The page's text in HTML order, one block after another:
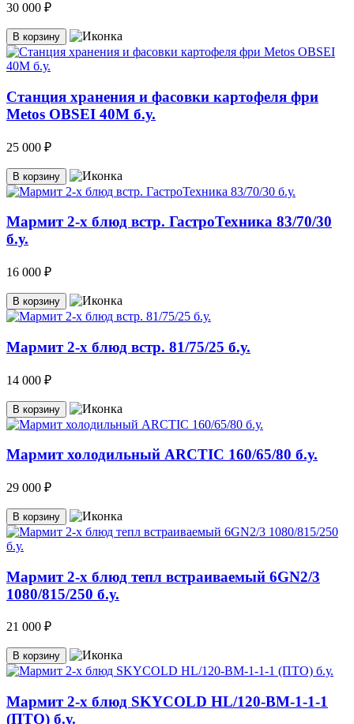
30 000 ₽
В корзину
Станция хранения и фасовки картофеля фри
Metos OBSEI 40M б.у.
25 000 ₽
В корзину
Мармит 2-х блюд встр. ГастроТехника 83/70/30
б.у.
16 000 ₽
В корзину
Мармит 2-х блюд встр. 81/75/25 б.у.
14 000 ₽
В корзину
Мармит холодильный ARCTIC 160/65/80 б.у.
29 000 ₽
В корзину
Мармит 2-х блюд тепл встраиваемый 6GN2/3
1080/815/250 б.у.
21 000 ₽
В корзину
Мармит 2-х блюд SKYCOLD HL/120-BM-1-1-1
(ПТО) б.у.